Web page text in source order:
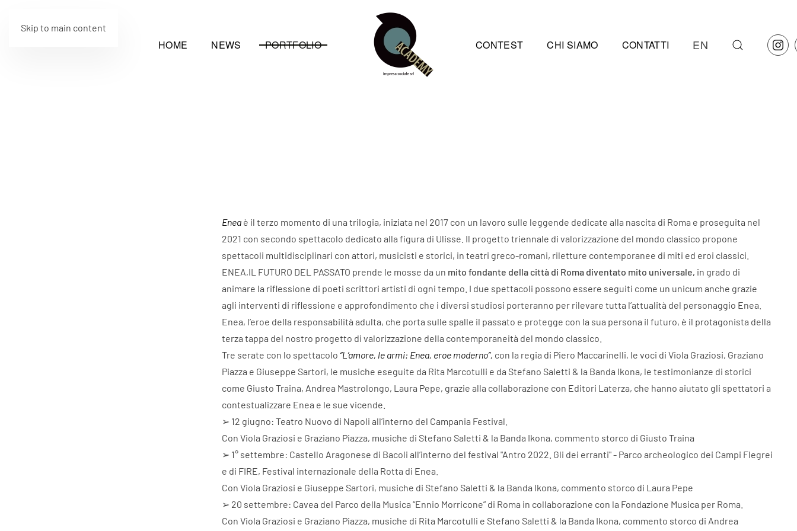
Skip to main content
HOME NEWS PORTFOLIO CONTEST CHI SIAMO CONTATTI EN
Enea è il terzo momento di una trilogia, iniziata nel 2017 con un lavoro sulle leggende dedicate alla nascita di Roma e proseguita nel
2021 con secondo spettacolo dedicato alla figura di Ulisse. Il progetto triennale di valorizzazione del mondo classico propone
spettacoli multidisciplinari con attori, musicisti e storici, in teatri greco-romani, riletture contemporanee di miti ed eroi classici.
ENEA,IL FUTURO DEL PASSATO prende le mosse da un mito fondante della città di Roma diventato mito universale, in grado di
animare la riflessione di poeti scrittori artisti di ogni tempo. I due spettacoli possono essere seguiti come un unicum anche grazie
agli interventi di riflessione e approfondimento che i diversi studiosi porteranno per rilevare tutta l’attualità del personaggio Enea.
Enea, l’eroe della responsabilità adulta, che porta sulle spalle il passato e protegge con la sua persona il futuro, è il protagonista della
terza tappa del nostro progetto di valorizzazione della contemporaneità del mondo classico.
Tre serate con lo spettacolo “L’amore, le armi: Enea, eroe moderno”, con la regia di Piero Maccarinelli, le voci di Viola Graziosi, Graziano
Piazza e Giuseppe Sartori, le musiche eseguite da Rita Marcotulli e da Stefano Saletti & la Banda Ikona, le testimonianze di storici
come Giusto Traina, Andrea Mastrolongo, Laura Pepe, grazie alla collaborazione con Editori Laterza, che hanno aiutato gli spettatori a
contestualizzare Enea e le sue vicende.
➢ 12 giugno: Teatro Nuovo di Napoli all’interno del Campania Festival.
Con Viola Graziosi e Graziano Piazza, musiche di Stefano Saletti & la Banda Ikona, commento storco di Giusto Traina
➢ 1° settembre: Castello Aragonese di Bacoli all’interno del festival "Antro 2022. Gli dei erranti" - Parco archeologico dei Campi Flegrei
e di FIRE, Festival internazionale della Rotta di Enea.
Con Viola Graziosi e Giuseppe Sartori, musiche di Stefano Saletti & la Banda Ikona, commento storco di Laura Pepe
➢ 20 settembre: Cavea del Parco della Musica “Ennio Morricone” di Roma in collaborazione con la Fondazione Musica per Roma.
Con Viola Graziosi e Graziano Piazza, musiche di Rita Marcotulli e Stefano Saletti & la Banda Ikona, commento storco di Andrea